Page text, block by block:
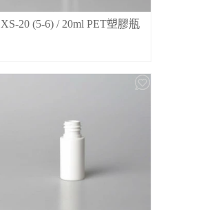
XS-20 (5-6) / 20ml PET塑膠瓶